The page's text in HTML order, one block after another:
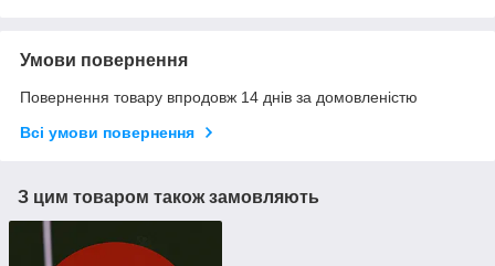
Умови повернення
Повернення товару впродовж 14 днів за домовленістю
Всі умови повернення
З цим товаром також замовляють